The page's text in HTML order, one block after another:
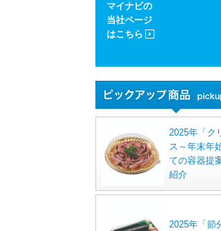
マイナビの
当社ページ
はこちら
2025年「ク
ス～年末年
ての容器提
紹介
2025年「節